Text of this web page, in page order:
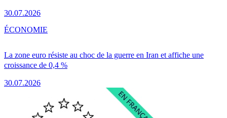
30.07.2026
La zone euro résiste au choc de la guerre en Iran et affiche une
croissance de 0,4 %
30.07.2026
ÉCONOMIE